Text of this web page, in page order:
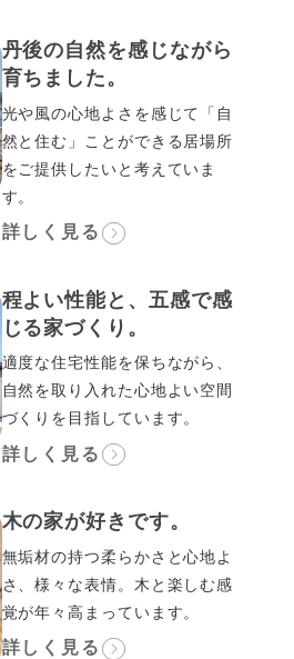
丹後の自然を感じながら
育ちました。
光や風の心地よさを感じて「自
然と住む」ことができる居場所
をご提供したいと考えていま
す。
詳しく見る
程よい性能と、五感で感
じる家づくり。
適度な住宅性能を保ちながら、
自然を取り入れた心地よい空間
づくりを目指しています。
詳しく見る
木の家が好きです。
無垢材の持つ柔らかさと心地よ
さ、様々な表情。木と楽しむ感
覚が年々高まっています。
詳しく見る